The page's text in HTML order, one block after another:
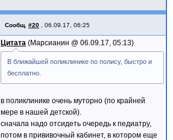
Сообщ. #20 06.09.17, 06:25
Цитата Марсианин @ 06.09.17, 05:13
В ближайшей поликлинике по полису, быстро и
бесплатно.
в поликлинике очень муторно (по крайней
мере в нашей детской).
сначала надо отсидеть очередь к педиатру,
потом в прививочный кабинет, в котором еще